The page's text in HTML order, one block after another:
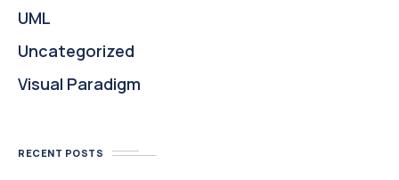
UML
Uncategorized
Visual Paradigm
RECENT POSTS